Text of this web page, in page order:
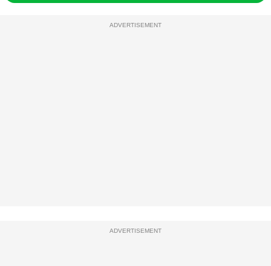
ADVERTISEMENT
ADVERTISEMENT